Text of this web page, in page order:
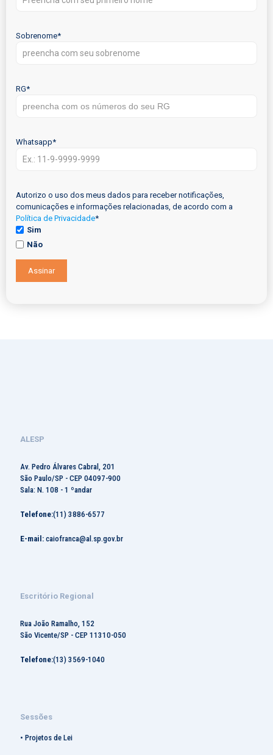
Sobrenome*
RG*
Whatsapp*
Autorizo o uso dos meus dados para receber notificações,
comunicações e informações relacionadas, de acordo com a
Política de Privacidade*
Sim
Não
Assinar
ALESP
Av. Pedro Álvares Cabral, 201
São Paulo/SP - CEP 04097-900
Sala: N. 108 - 1 ºandar
Telefone:(11) 3886-6577
E-mail: caiofranca@al.sp.gov.br
Escritório Regional
Rua João Ramalho, 152
São Vicente/SP - CEP 11310-050
Telefone:(13) 3569-1040
Sessões
• Projetos de Lei